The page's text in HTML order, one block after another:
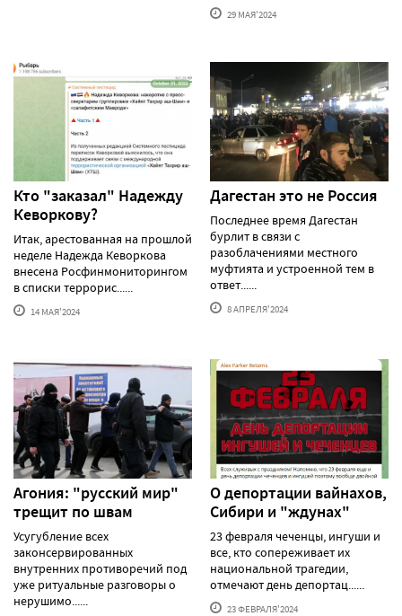
29 МАЯ'2024
Кто "заказал" Надежду
Кеворкову?
Итак, арестованная на прошлой
неделе Надежда Кеворкова
внесена Росфинмониторингом
в списки террорис......
14 МАЯ'2024
Дагестан это не Россия
Последнее время Дагестан
бурлит в связи с
разоблачениями местного
муфтията и устроенной тем в
ответ......
8 АПРЕЛЯ'2024
Агония: "русский мир"
трещит по швам
Усугубление всех
законсервированных
внутренних противоречий под
уже ритуальные разговоры о
нерушимо......
О депортации вайнахов,
Сибири и "ждунах"
23 февраля чеченцы, ингуши и
все, кто сопереживает их
национальной трагедии,
отмечают день депортац......
23 ФЕВРАЛЯ'2024